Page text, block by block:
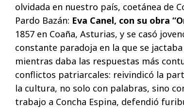
olvidada en nuestro país, coetánea de
Pardo Bazán: Eva Canel, con su obra
1857 en Coaña, Asturias, y se casó
constante paradoja en la que se
mientras daba las respuestas más
conflictos patriarcales: reivindicó la
la cultura, no solo con palabras, sino
trabajo a Concha Espina, defendió